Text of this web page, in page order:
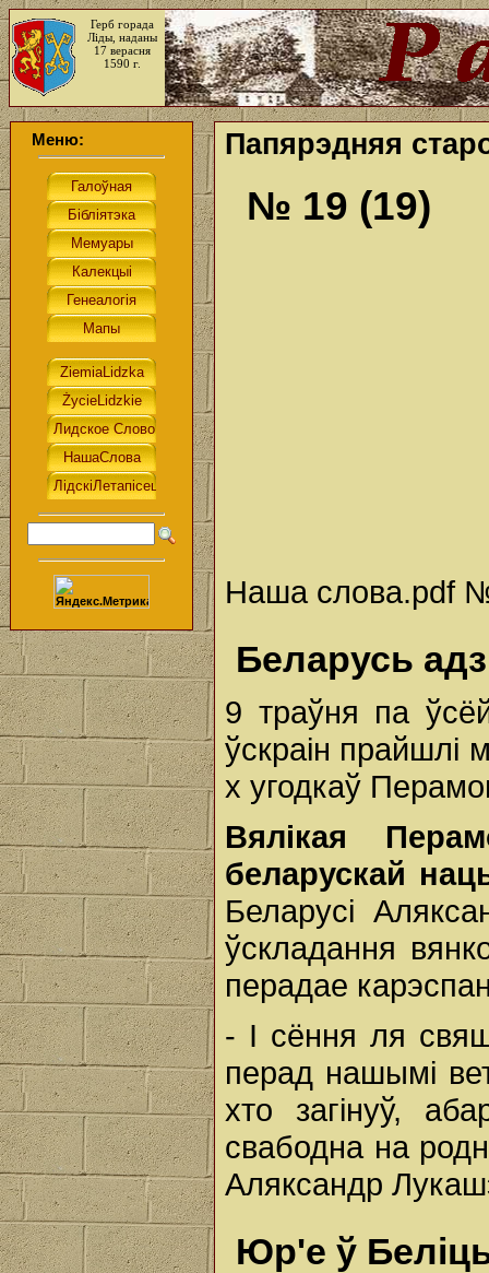
Герб горада
Ліды, наданы
17 верасня
1590 г.
Меню: Папярэдняя
№ 19 (19)
Наша слова.pdf №
Беларусь
9 траўня па
ўскраін
х угодкаў
Вялікая
беларускай
Беларусі
ўскладання
перадае
- І сёння ля
перад нашымі
хто загінуў,
свабодна на
Аляксандр
Юр'е ў